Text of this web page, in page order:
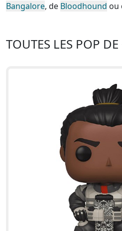
Bangalore, de Bloodhound ou
TOUTES LES POP